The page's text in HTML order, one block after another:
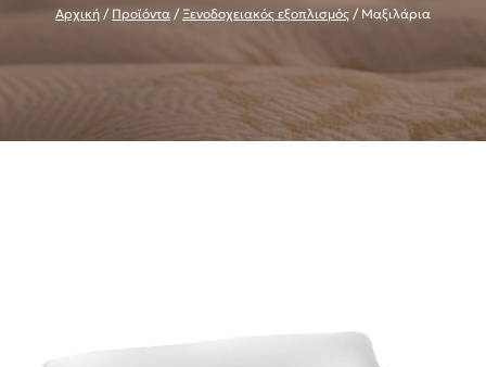
Αρχική / Προϊόντα / Ξενοδοχειακός εξοπλισμός / Μαξιλάρια